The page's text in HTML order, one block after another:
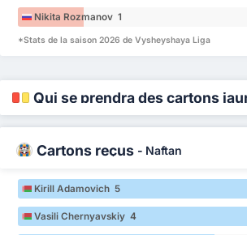
Nikita Rozmanov 1
*Stats de la saison 2026 de Vysheyshaya Liga
Qui se prendra des cartons
Cartons reçus - Naftan
Kirill Adamovich 5
Vasili Chernyavskiy 4